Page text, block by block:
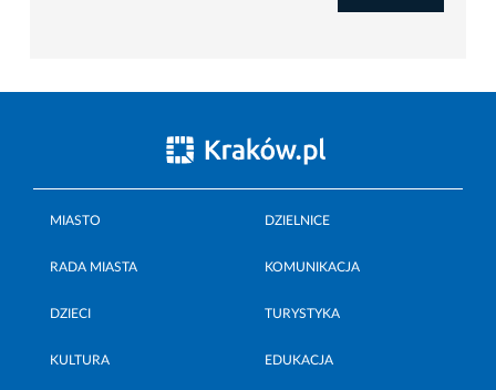
MIASTO DZIELNICE
RADA MIASTA KOMUNIKACJA
DZIECI TURYSTYKA
KULTURA EDUKACJA